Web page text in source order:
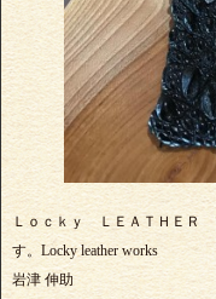
Ｌｏｃｋｙ ＬＥＡＴＨＥＲ
す。Locky leather works
岩津 伸助